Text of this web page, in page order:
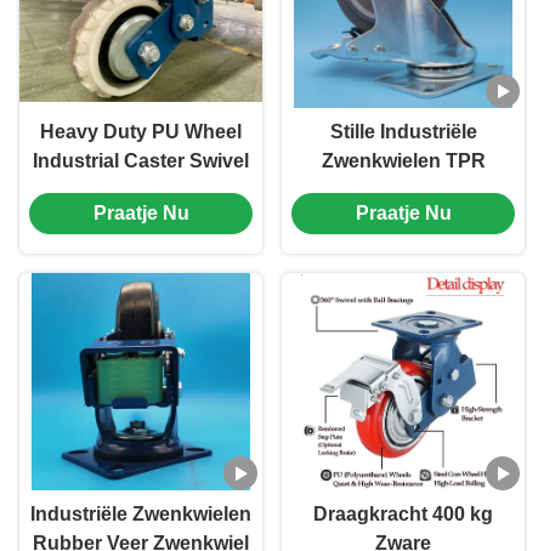
Heavy Duty PU Wheel
Industrial Caster Swivel
Rigid Lockable Spring
Loaded Caster 6 Inches
Assembly Line
Praatje Nu
Stille Industriële
Zwenkwielen TPR
Medium Niet-strepende
Zwenkwielen Lichte
Meubelzwenkwielen
Praatje Nu
Industriële Zwenkwielen
Rubber Veer Zwenkwiel
Draagkracht 400 kg
Zware